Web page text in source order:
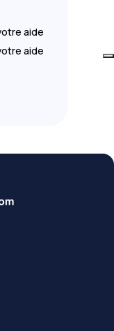
aide
aide